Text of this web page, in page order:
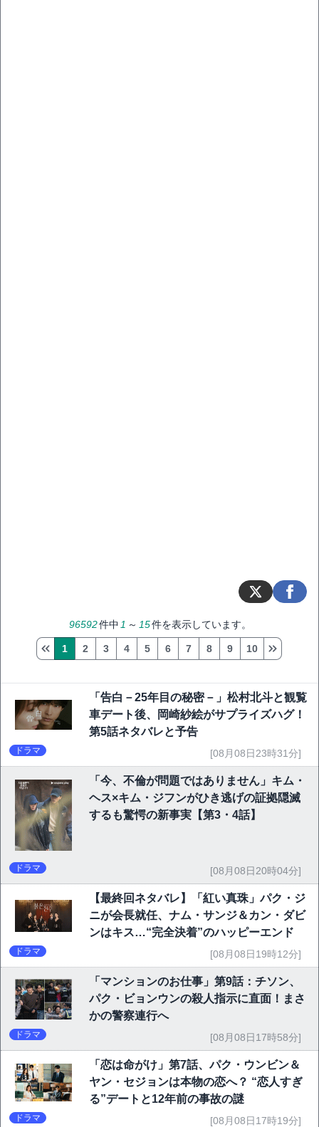
96592件中 1 ～ 15件を表示しています。
1 2 3 4 5 6 7 8 9 10
「告白－25年目の秘密－」松村北斗と観覧
車デート後、岡崎紗絵がサプライズハグ！
第5話ネタバレと予告
ドラマ [08月08日23時31分]
「今、不倫が問題ではありません」キム・
ヘス×キム・ジフンがひき逃げの証拠隠滅
するも驚愕の新事実【第3・4話】
ドラマ [08月08日20時04分]
【最終回ネタバレ】「紅い真珠」パク・ジ
ニが会長就任、ナム・サンジ＆カン・ダビ
ンはキス…“完全決着”のハッピーエンド
ドラマ [08月08日19時12分]
「マンションのお仕事」第9話：チソン、
パク・ビョンウンの殺人指示に直面！まさ
かの警察連行へ
ドラマ [08月08日17時58分]
「恋は命がけ」第7話、パク・ウンビン＆
ヤン・セジョンは本物の恋へ？ “恋人すぎ
る”デートと12年前の事故の謎
ドラマ [08月08日17時19分]